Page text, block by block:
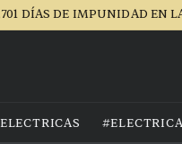
DÍAS DE IMPUNIDAD EN